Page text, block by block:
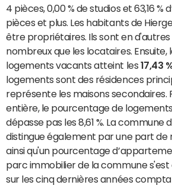
4 pièces, 0,00 % de studios et 63,16 %
pièces et plus. Les habitants de
être propriétaires. Ils sont en
nombreux que les locataires.
logements vacants atteint les 17,43
logements sont des résidences
représente les maisons secondaires.
entière, le pourcentage de
dépasse pas les 8,61 %. La commune
distingue également par une part de
ainsi qu'un pourcentage
parc immobilier de la commune s'est
sur les cinq dernières années